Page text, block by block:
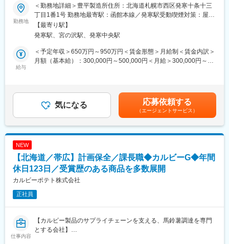
※月1回程度の2泊3日の国内出張による現場確認と改善活動有
＜商材について＞
・当社は、プラントや工場向けのメンテナンス・設備保全・品質
・安定稼働を支える技術力を強みに、多様な産業分野の現場を支
えています。
を含む体制で、安全管理業務を推進しています。
した後は、これまでの経験を活かしながら主体的に活動いただく
・係長クラスとして実務経験を積んだ後、さらなるマネジメント
や専門職へのキャリアアップが可能です。資格取得支援制度もあ
り、継続的な知識習得を後押ししています。
・完全週休2日制
・残業月20時間程度
変更の範囲：会社の定める業務
当社は国内トップクラスの電炉鉄鋼メーカーとして、鉄スクラッ
プを原料とした製品づくりを通じて、資源循環型社会の構築に貢
献しています。
本ポジションは、製造現場を支える環境・安全領域を主担当とし
て制度設計から現場改善、行政対応まで一貫して関与頂きます。
定着を行います。関連部門と連携しながら、リスク低減と法令遵
守を両立させる役割です。
・安全衛生方針・社内ルールの策定、見直し、現場への展開
・廃棄物処理の運用管理、適正処理の体制構築
・環境法令に基づく行政報告、監査対応
・操業部門と連携した安全・環境活動の推進
度設計・現場改善・行政対応まで幅広く関与できる裁量ある業務
構造が魅力です。
勤務地
＜勤務地詳細＞豊平製造所住所：北海道札幌市西区発寒十条十三
丁目1番1号 勤務地最寄駅：函館本線／発寒駅受動喫煙対策：屋内
全面禁煙変更の範囲：会社の定める事業所
【最寄り駅】
発寒駅、宮の沢駅、発寒中央駅
給与
＜予定年収＞650万円～950万円＜賃金形態＞月給制＜賃金内訳＞
月額（基本給）：300,000円～500,000円＜月給＞300,000円～
額であり、選考を通じて上下する可能性があります。月給(月額)は
固定手当を含めた表記です。
気になる 応募依頼する
（エージェントサービス）
NEW
【北海道／帯広】計画保全／課長職◆カルビーG◆年間
休日123日／受賞歴のある商品を多数展開
カルビーポテト株式会社
正社員
仕事内容
【カルビー製品のサプライチェーンを支える、馬鈴薯調達を専門
とする会社】